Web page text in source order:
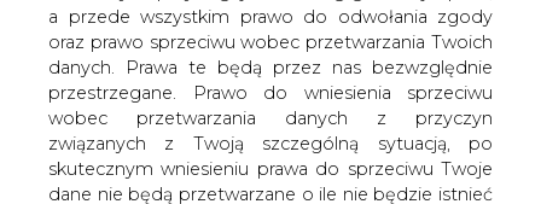
a przede wszystkim prawo do odwołania zgody
oraz prawo sprzeciwu wobec przetwarzania Twoich
danych. Prawa te będą przez nas bezwzględnie
przestrzegane. Prawo do wniesienia sprzeciwu
wobec przetwarzania danych z przyczyn
związanych z Twoją szczególną sytuacją, po
skutecznym wniesieniu prawa do sprzeciwu Twoje
dane nie będą przetwarzane o ile nie będzie istnieć
Polsko-litewska spółka, która ma
przygotować biznesplan tzw. mostu
energetycznego łączącego oba kraje,
powstanie w połowie listopada &#8211;
informuje Rzeczpospolita.